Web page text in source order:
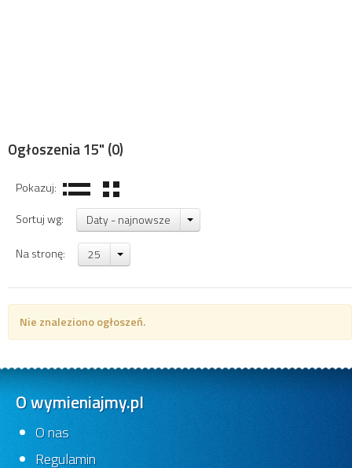
Ogłoszenia 15" (0)
Pokazuj:
Sortuj wg:
Daty - najnowsze
Na stronę: 25
Nie znaleziono ogłoszeń.
O wymieniajmy.pl
O nas
Regulamin